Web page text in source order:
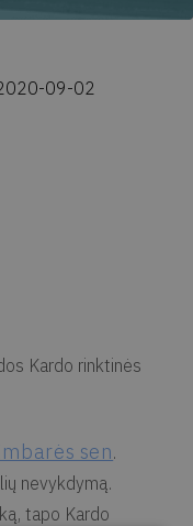
09-02
Kardo rinktinės
sen.
nevykdymą.
tapo Kardo